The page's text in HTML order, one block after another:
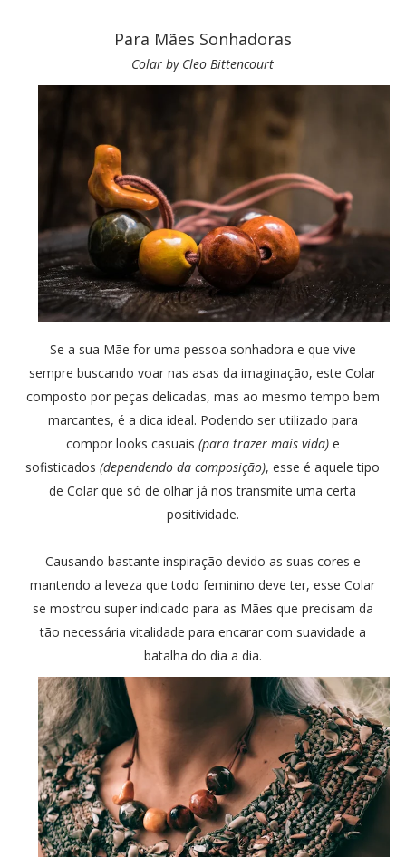
Para Mães Sonhadoras
Colar by Cleo Bittencourt
Se a sua Mãe for uma pessoa sonhadora e que vive
sempre buscando voar nas asas da imaginação, este Colar
composto por peças delicadas, mas ao mesmo tempo bem
marcantes, é a dica ideal. Podendo ser utilizado para
compor looks casuais (para trazer mais vida)e
sofisticados(dependendo da composição), esse é aquele tipo
de Colar que só de olhar já nos transmite uma certa
positividade.
Causando bastante inspiração devido as suas cores e
mantendo a leveza que todo feminino deve ter, esse Colar
se mostrou super indicado para as Mães que precisam da
tão necessária vitalidade para encarar com suavidade a
batalha do dia a dia.